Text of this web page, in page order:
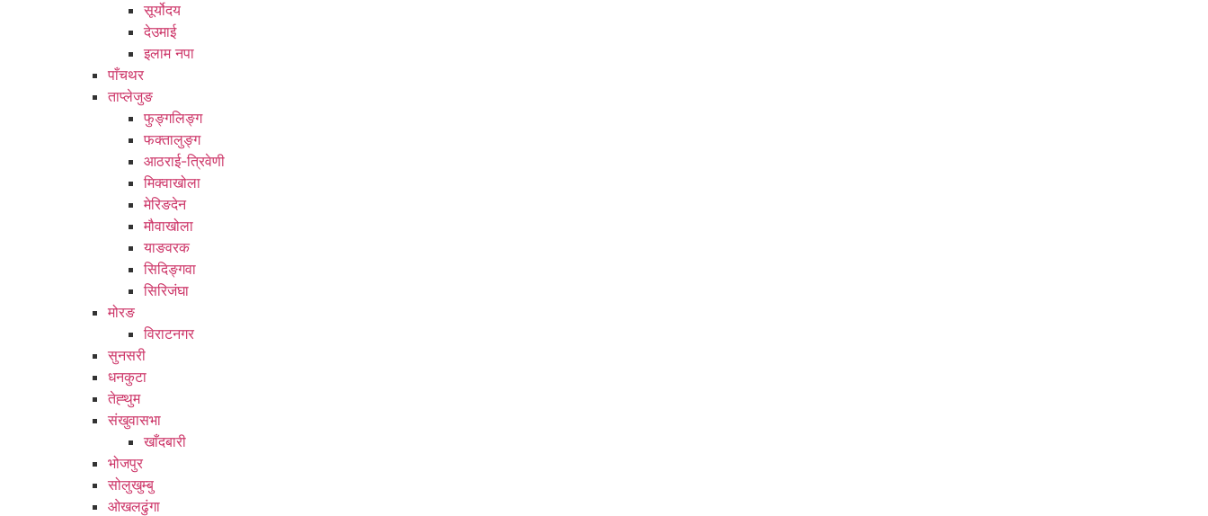
सूर्योदय
देउमाई
इलाम नपा
पाँचथर
ताप्लेजुङ
फुङ्गलिङ्ग
फक्तालुङ्ग
आठराई-त्रिवेणी
मिक्वाखोला
मेरिङदेन
मौवाखोला
याङवरक
सिदिङ्गवा
सिरिजंघा
मोरङ
विराटनगर
सुनसरी
धनकुटा
तेह्थुम
संखुवासभा
खाँदबारी
भोजपुर
सोलुखुम्बु
ओखलढुंगा